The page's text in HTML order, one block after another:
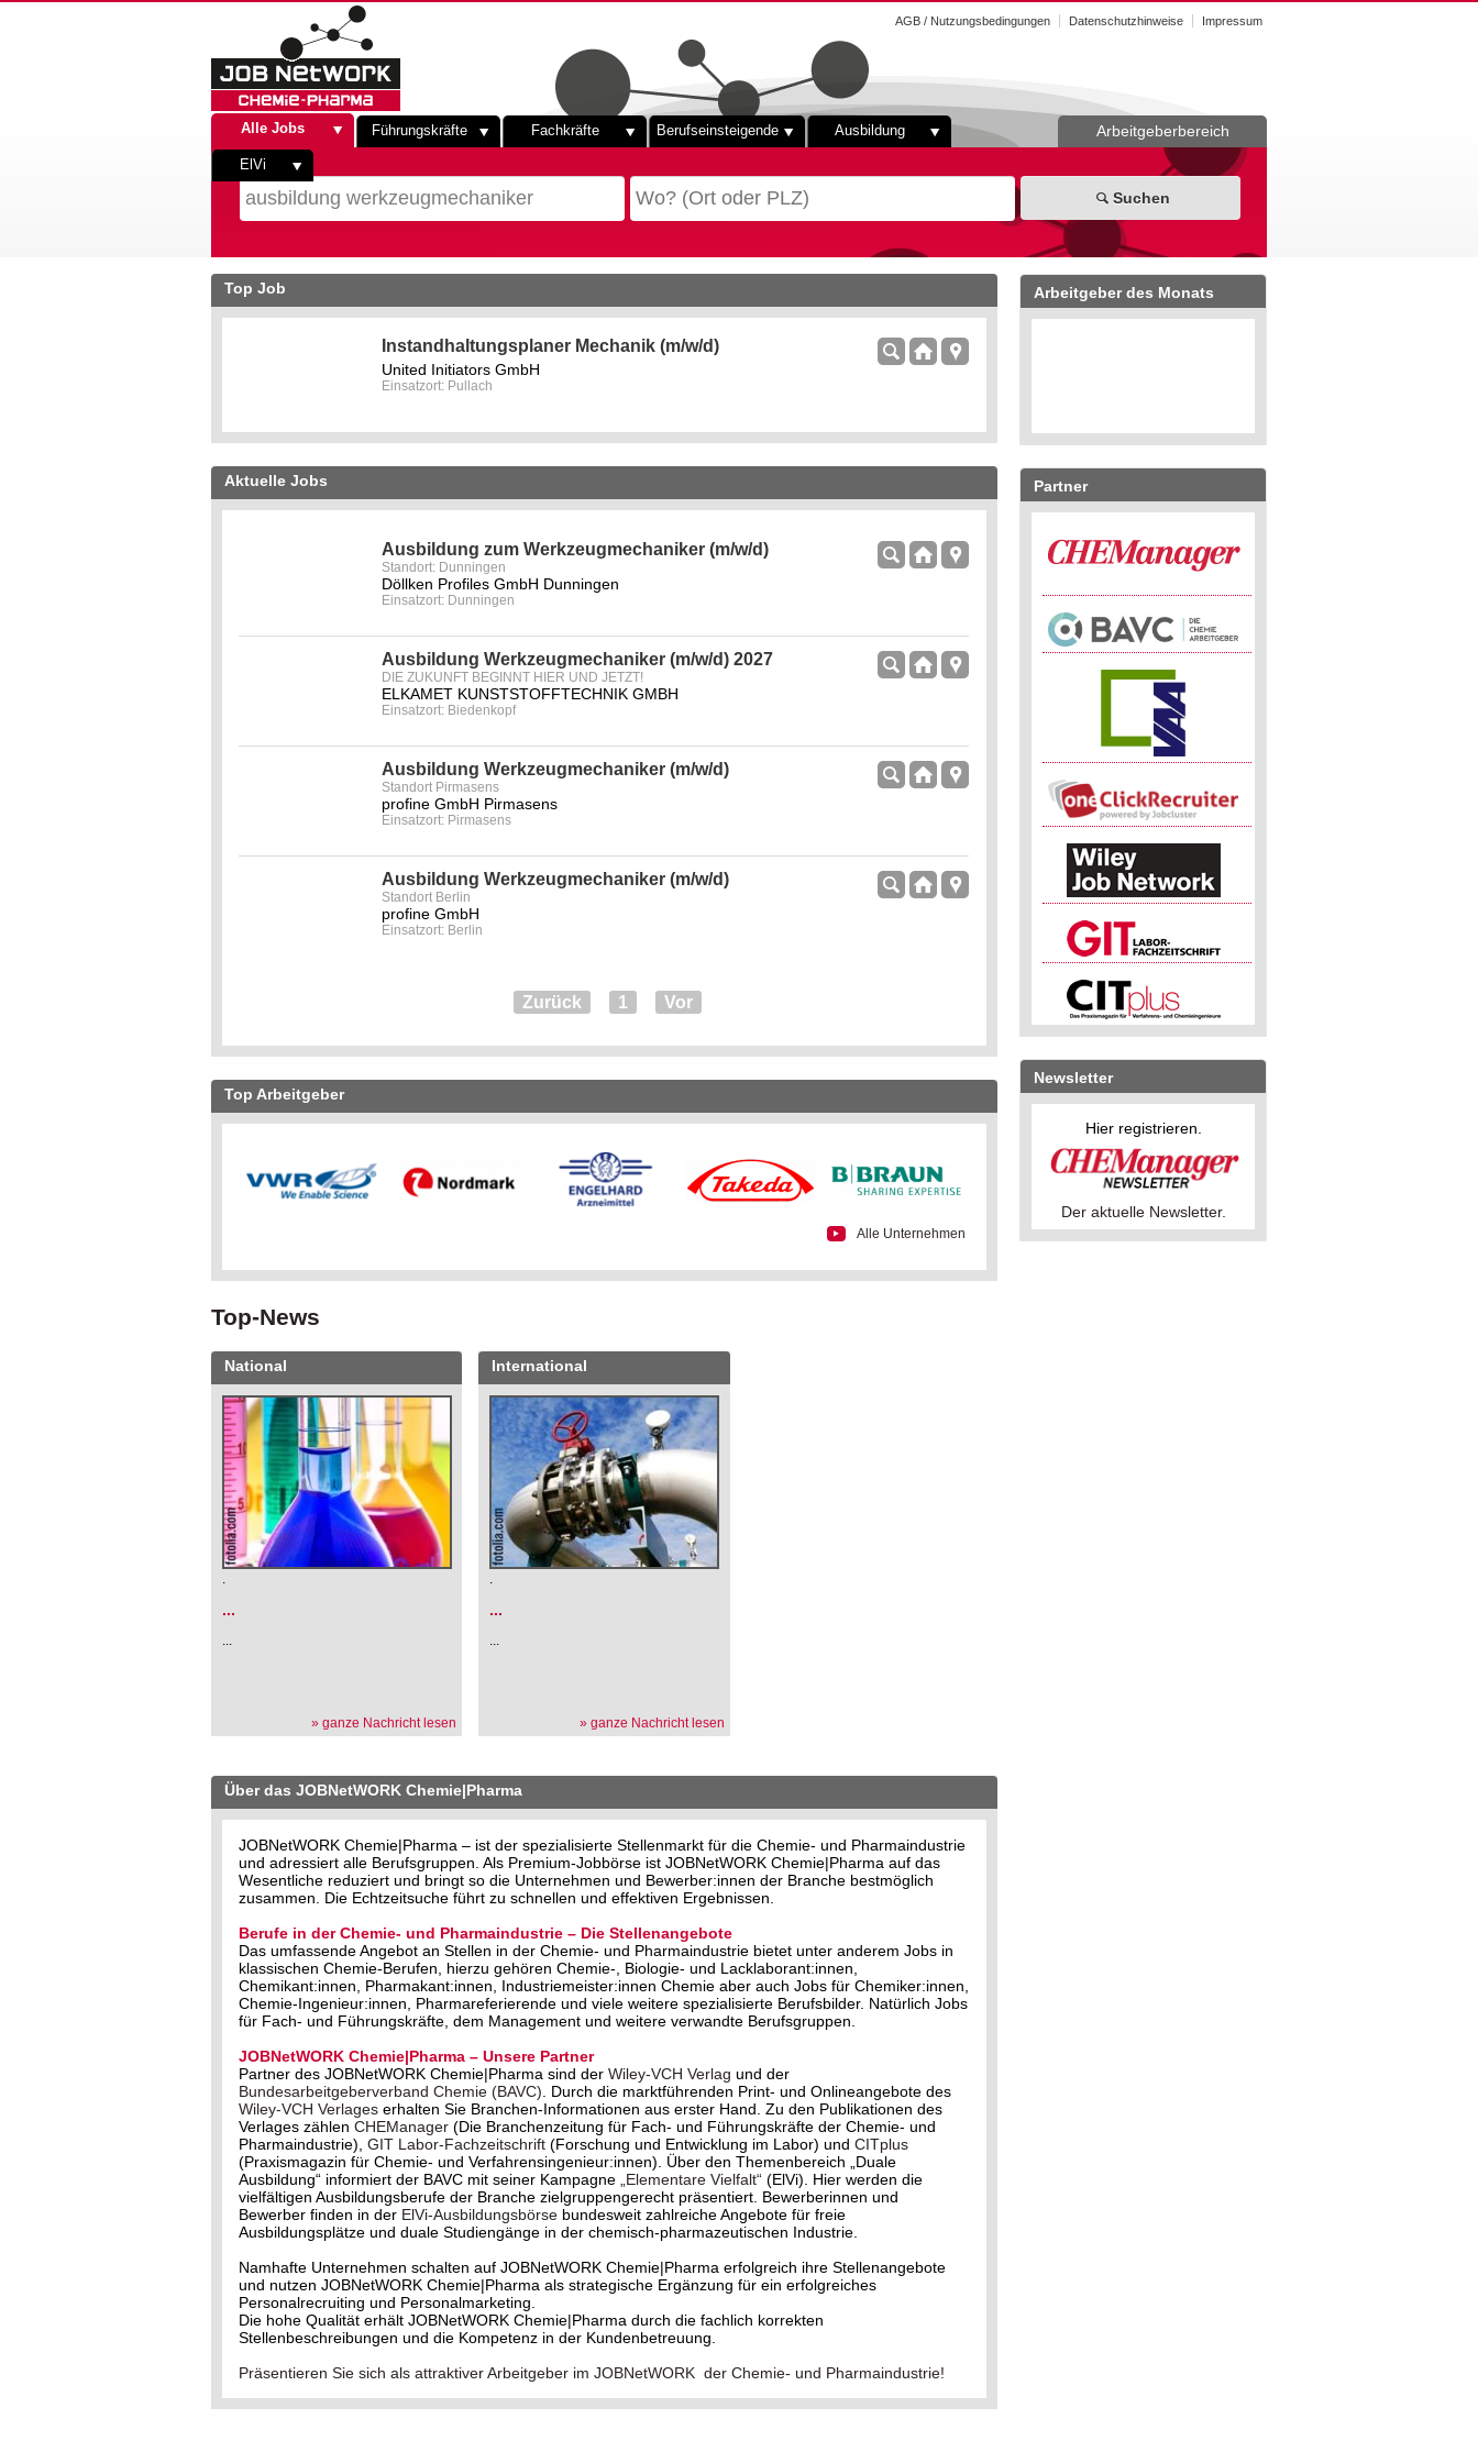
AGB / Nutzungsbedingungen Datenschutzhinweise Impressum
Alle Jobs Führungskräfte Fachkräfte Berufseinsteigende Ausbildung
ElVi
Arbeitgeberbereich
Suchen
Top Job
Instandhaltungsplaner Mechanik (m/w/d)
United Initiators GmbH
Einsatzort: Pullach
Aktuelle Jobs
Ausbildung zum Werkzeugmechaniker (m/w/d)
Standort: Dunningen
Döllken Profiles GmbH Dunningen
Einsatzort: Dunningen
Ausbildung Werkzeugmechaniker (m/w/d) 2027
DIE ZUKUNFT BEGINNT HIER UND JETZT!
ELKAMET KUNSTSTOFFTECHNIK GMBH
Einsatzort: Biedenkopf
Ausbildung Werkzeug­mechaniker (m/w/d)
Standort Pirmasens
profine GmbH Pirmasens
Einsatzort: Pirmasens
Ausbildung Werkzeug­mechaniker (m/w/d)
Standort Berlin
profine GmbH
Einsatzort: Berlin
Zurück 1 Vor
Top Arbeitgeber
Alle Unternehmen
Top-News
National
.
...
...
» ganze Nachricht lesen
International
.
...
...
» ganze Nachricht lesen
Über das JOBNetWORK Chemie|Pharma
JOBNetWORK Chemie|Pharma – ist der spezialisierte Stellenmarkt für die Chemie- und Pharmaindustrie
und adressiert alle Berufsgruppen. Als Premium-Jobbörse ist JOBNetWORK Chemie|Pharma auf das
Wesentliche reduziert und bringt so die Unternehmen und Bewerber:innen der Branche bestmöglich
zusammen. Die Echtzeitsuche führt zu schnellen und effektiven Ergebnissen.
Berufe in der Chemie- und Pharmaindustrie – Die Stellenangebote
Das umfassende Angebot an Stellen in der Chemie- und Pharmaindustrie bietet unter anderem Jobs in
klassischen Chemie-Berufen, hierzu gehören Chemie-, Biologie- und Lacklaborant:innen,
Chemikant:innen, Pharmakant:innen, Industriemeister:innen Chemie aber auch Jobs für Chemiker:innen,
Chemie-Ingenieur:innen, Pharmareferierende und viele weitere spezialisierte Berufsbilder. Natürlich Jobs
für Fach- und Führungskräfte, dem Management und weitere verwandte Berufsgruppen.
JOBNetWORK Chemie|Pharma – Unsere Partner
Partner des JOBNetWORK Chemie|Pharma sind der Wiley-VCH Verlag und der
Bundesarbeitgeberverband Chemie (BAVC). Durch die marktführenden Print- und Onlineangebote des
Wiley-VCH Verlages erhalten Sie Branchen-Informationen aus erster Hand. Zu den Publikationen des
Verlages zählen CHEManager (Die Branchenzeitung für Fach- und Führungskräfte der Chemie- und
Pharmaindustrie), GIT Labor-Fachzeitschrift (Forschung und Entwicklung im Labor) und CITplus
(Praxismagazin für Chemie- und Verfahrensingenieur:innen). Über den Themenbereich „Duale
Ausbildung“ informiert der BAVC mit seiner Kampagne „Elementare Vielfalt“ (ElVi). Hier werden die
vielfältigen Ausbildungsberufe der Branche zielgruppengerecht präsentiert. Bewerberinnen und
Bewerber finden in der ElVi-Ausbildungsbörse bundesweit zahlreiche Angebote für freie
Ausbildungsplätze und duale Studiengänge in der chemisch-pharmazeutischen Industrie.
Namhafte Unternehmen schalten auf JOBNetWORK Chemie|Pharma erfolgreich ihre Stellenangebote
und nutzen JOBNetWORK Chemie|Pharma als strategische Ergänzung für ein erfolgreiches
Personalrecruiting und Personalmarketing.
Die hohe Qualität erhält JOBNetWORK Chemie|Pharma durch die fachlich korrekten
Stellenbeschreibungen und die Kompetenz in der Kundenbetreuung.
Präsentieren Sie sich als attraktiver Arbeitgeber im JOBNetWORK der Chemie- und Pharmaindustrie!
Arbeitgeber des Monats
Partner
Newsletter
Hier registrieren.
Der aktuelle Newsletter.